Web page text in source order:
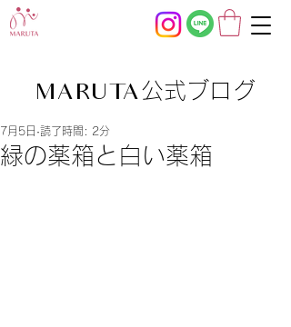
MARUTA公式ブログ
緑の薬箱と白い薬箱
7月5日 読了時間: 2分